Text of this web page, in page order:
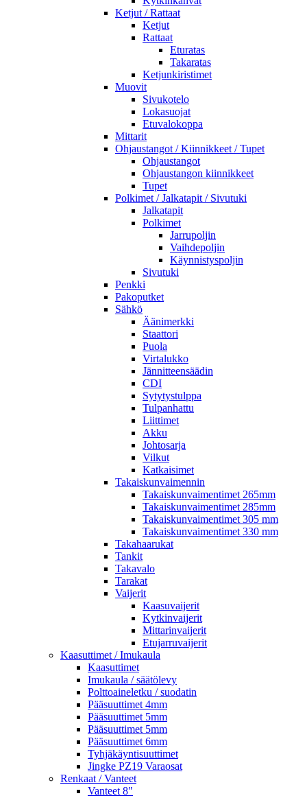
Ketjut / Rattaat
Ketjut
Rattaat
Eturatas
Takaratas
Ketjunkiristimet
Muovit
Sivukotelo
Lokasuojat
Etuvalokoppa
Mittarit
Ohjaustangot / Kiinnikkeet / Tupet
Ohjaustangot
Ohjaustangon kiinnikkeet
Tupet
Polkimet / Jalkatapit / Sivutuki
Jalkatapit
Polkimet
Jarrupoljin
Vaihdepoljin
Käynnistyspoljin
Sivutuki
Penkki
Pakoputket
Sähkö
Äänimerkki
Staattori
Puola
Virtalukko
Jännitteensäädin
CDI
Sytytystulppa
Tulpanhattu
Liittimet
Akku
Johtosarja
Vilkut
Katkaisimet
Takaiskunvaimennin
Takaiskunvaimentimet 265mm
Takaiskunvaimentimet 285mm
Takaiskunvaimentimet 305 mm
Takaiskunvaimentimet 330 mm
Takahaarukat
Tankit
Takavalo
Tarakat
Vaijerit
Kaasuvaijerit
Kytkinvaijerit
Mittarinvaijerit
Etujarruvaijerit
Kaasuttimet / Imukaula
Kaasuttimet
Imukaula / säätölevy
Polttoaineletku / suodatin
Pääsuuttimet 4mm
Pääsuuttimet 5mm
Pääsuuttimet 5mm
Pääsuuttimet 6mm
Tyhjäkäyntisuuttimet
Jingke PZ19 Varaosat
Renkaat / Vanteet
Vanteet 8"